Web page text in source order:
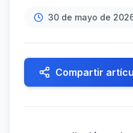
30 de mayo de
Compartir